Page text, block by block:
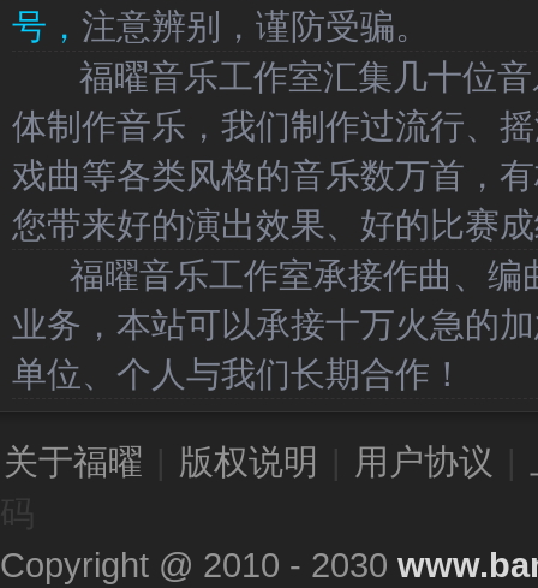
号， 注意辨别，谨防受骗。
福曜音乐工作室汇集几十位音
体制作音乐，我们制作过流行、
戏曲等各类风格的音乐数万首，
您带来好的演出效果、好的比赛
福曜音乐工作室承接作曲、编
业务，本站可以承接十万火急的
单位、个人与我们长期合作！
关于福曜 版权说明 用户协议
Copyright @ 2010 - 2030